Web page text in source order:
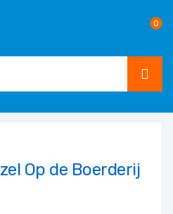
0
Op de Boerderij